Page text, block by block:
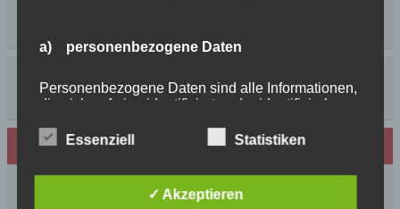
Neues von den Turmschurken
Frohe Weihnachten 2025 unseren
a) personenbezogene Daten
Personenbezogene Daten sind alle Informationen,
die sich auf eine identifizierte oder identifizierbare
Person") beziehen. Als identifizierbar wird eine
Kennnummer, zu Standortdaten, zu einer Online-
Essenziell Statistiken
✓ Akzeptieren